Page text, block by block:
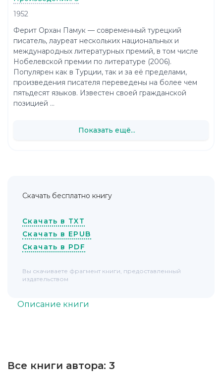
Описание книги
Все книги автора: 3
1952
Ферит Орхан Памук — современный турецкий
писатель, лауреат нескольких национальных и
международных литературных премий, в том числе
Нобелевской премии по литературе (2006).
Популярен как в Турции, так и за её пределами,
произведения писателя переведены на более чем
пятьдесят языков. Известен своей гражданской
позицией ...
Показать ещё...
Скачать бесплатно книгу
Скачать в TXT
Скачать в EPUB
Скачать в PDF
Вы скачиваете фрагмент книги, предоставленный
издательством